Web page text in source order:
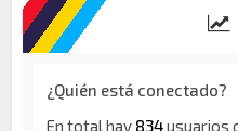
¿Quién está conectado?
En total hay 834usuarios